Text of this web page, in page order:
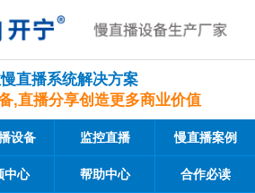
直播系统解决方案
,直播分享创造更多商业价值
设备 监控直播 慢直播案例
中心 帮助中心 合作必读